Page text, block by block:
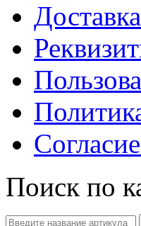
Доставка
Поиск по